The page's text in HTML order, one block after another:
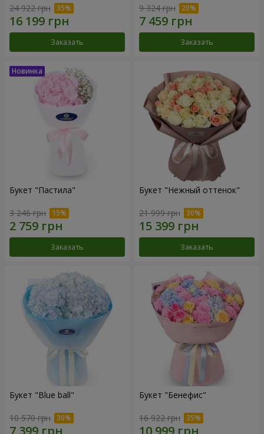
24 922 грн
Заказать
9 324 грн
Заказать
Букет "Пастила"
3 246 грн
Заказать
Букет "Нежный оттенок"
21 999 грн
Заказать
Букет "Blue ball"
10 570 грн
Букет "Бенефис"
16 922 грн